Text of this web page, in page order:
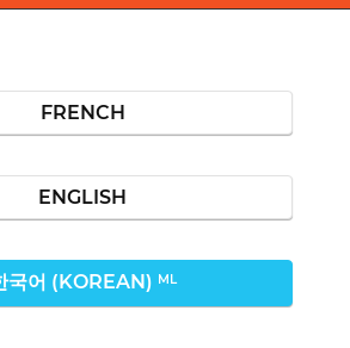
FRENCH
ENGLISH
국어 (KOREAN) ML